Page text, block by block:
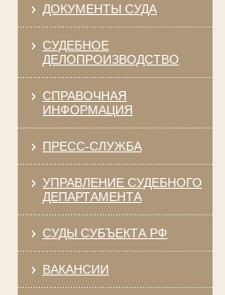
ДОКУМЕНТЫ СУДА
СУДЕБНОЕ
ДЕЛОПРОИЗВОДСТВО
СПРАВОЧНАЯ
ИНФОРМАЦИЯ
ПРЕСС-СЛУЖБА
УПРАВЛЕНИЕ СУДЕБНОГО
ДЕПАРТАМЕНТА
СУДЫ СУБЪЕКТА РФ
ВАКАНСИИ